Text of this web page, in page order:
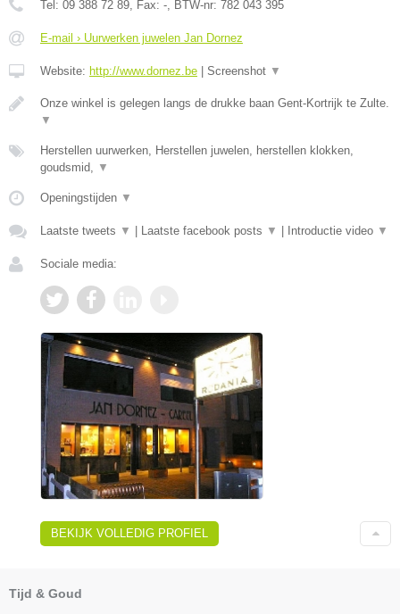
Tel: 09 388 72 89, Fax: -, BTW-nr: 782 043 395
E-mail › Uurwerken juwelen Jan Dornez
Website: http://www.dornez.be Screenshot ▼
Onze winkel is gelegen langs de drukke baan Gent-Kortrijk te Zulte.
▼
Herstellen uurwerken, Herstellen juwelen, herstellen klokken,
goudsmid, ▼
Openingstijden ▼
Laatste tweets ▼ Laatste facebook posts ▼ Introductie video ▼
Sociale media:
BEKIJK VOLLEDIG PROFIEL
Tijd & Goud